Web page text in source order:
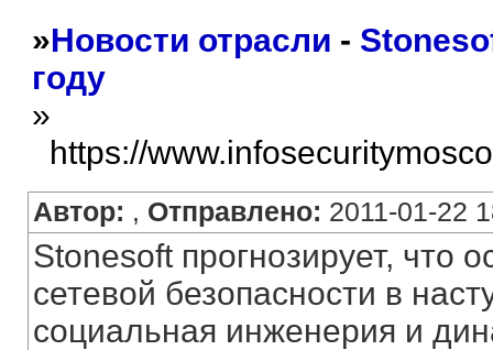
»Новости отрасли -
году
»
https://
Автор: , Отправлено: 2011-01-22
Stonesoft прогнозирует, что
сетевой безопасности в
социальная инженерия и